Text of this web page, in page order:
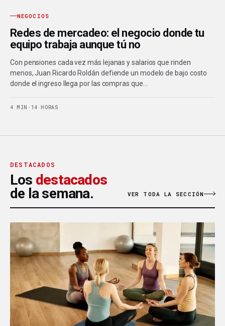
NEGOCIOS
Redes de mercadeo: el negocio donde tu
equipo trabaja aunque tú no
Con pensiones cada vez más lejanas y salarios que rinden
menos, Juan Ricardo Roldán defiende un modelo de bajo costo
donde el ingreso llega por las compras que…
4 MIN · 14 HORAS
DESTACADOS
Los destacados
de la semana.
VER TODA LA SECCIÓN